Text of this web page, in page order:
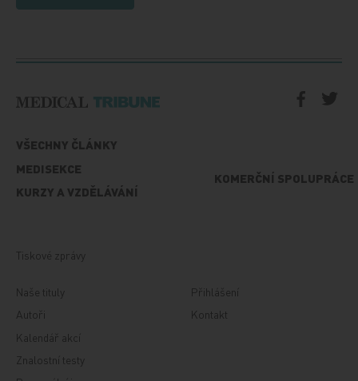
VŠECHNY ČLÁNKY
MEDISEKCE
KURZY A VZDĚLÁVÁNÍ
KOMERČNÍ SPOLUPRÁCE
Tiskové zprávy
Naše tituly
Autoři
Kalendář akcí
Znalostní testy
Přihlášení
Kontakt